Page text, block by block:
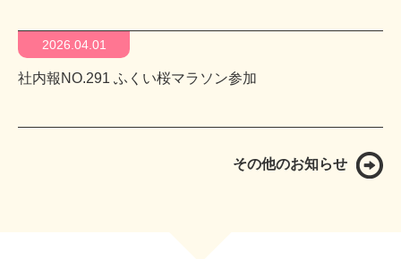
2026.04.01
社内報NO.291 ふくい桜マラソン参加
その他のお知らせ